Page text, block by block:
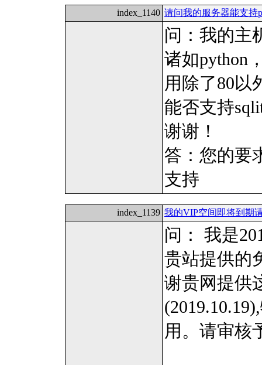
index_1140 请问我的服务器能支持
问：我的主
诸如python
用除了80以
能否支持
谢谢！
答：您的要
支持
index_1139 我的VIP空间即将到期
问： 我是
贵站提供的
谢贵网提供
用。请审